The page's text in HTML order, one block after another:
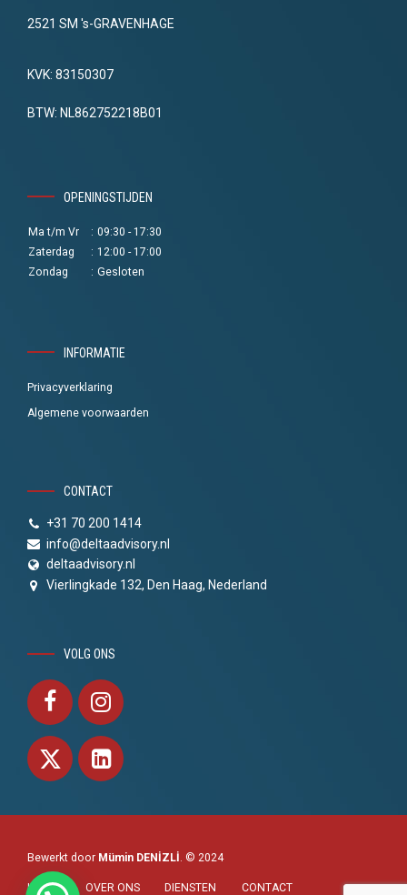
2521 SM 's-GRAVENHAGE
KVK: 83150307
BTW: NL862752218B01
OPENINGSTIJDEN
Ma t/m Vr : 09:30 - 17:30
Zaterdag
: 12:00 - 17:00
Zondag
: Gesloten
INFORMATIE
Privacyverklaring
Algemene voorwaarden
CONTACT
+31 70 200 1414
info@deltaadvisory.nl
deltaadvisory.nl
Vierlingkade 132, Den Haag, Nederland
VOLG ONS
Bewerkt door Mümin DENİZLİ . © 2024
HOME OVER ONS DIENSTEN CONTACT